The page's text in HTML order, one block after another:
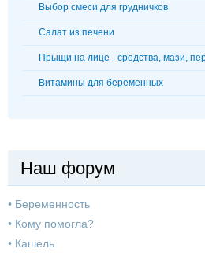
Выбор смеси для грудничков
Салат из печени
Прыщи на лице - средства, мази,
Витамины для беременных
Наш форум
• Беременность
• Кому помогла?
• Кашель